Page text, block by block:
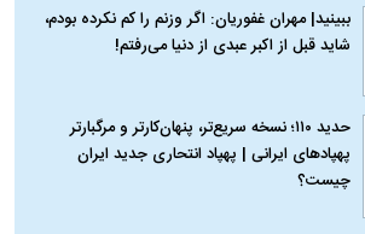
ببینید| مهران غفوریان: اگر وزنم را کم نکرده بودم،
شاید قبل از اکبر عبدی از دنیا می‌رفتم!
حدید ۱۱۰؛ نسخه سریع‌تر، پنهان‌کارتر و مرگبارتر
پهپادهای ایرانی | پهپاد انتحاری جدید ایران
چیست؟